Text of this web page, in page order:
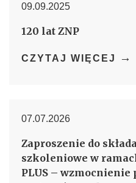
09.09.2025
120 lat ZNP
CZYTAJ WIĘCEJ →
07.07.2026
Zaproszenie do
szkoleniowe w
PLUS – wzmocnienie